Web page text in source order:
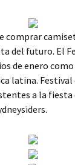
comprar
del futuro. El
de enero
latina. Festival
a la fiesta